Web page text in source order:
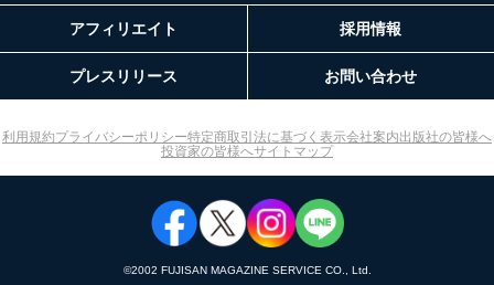
定期購読サービス等を
の発売元企業からのｅメール等による商
サービス、キャンペーン等の広告に関す
7 登録された方の個人情
お問い合わせ対応、トラブル対処、オペ
レーター教育など応対品質向上のため
※上記の利用目的のうちNo.1～5については保有個人データ（開示
対象個人情報）の利用目的であり、下記4.の開示等のご請求に対応
なお、6、7については、パートナー（提携企業）様又は各SNS運営
アフィリエイト 採用情報
プレスリリース お問い合わせ
利用規約プライバシーポリシー特定商取引法に基づく表示会社案内出版社の皆様へ
投資家の皆様へサイトマップ
©︎2002 FUJISAN MAGAZINE SERVICE CO., Ltd.